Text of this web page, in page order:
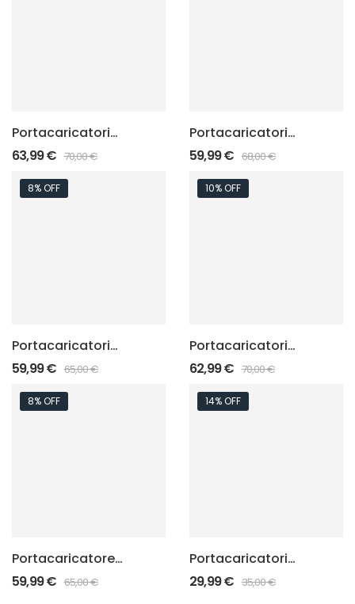
Portacaricatori
magnetici Glock
Plus Marble
63,99€ 70,00€
Portacaricatori
magnetici 1911 Plus
Marble
59,99€ 68,00€
8% OFF
Portacaricatori
magnetici 1911 Plus
59,99€ 65,00€
10% OFF
Portacaricatori
magnetici Glock
Plus
62,99€ 70,00€
8% OFF
Portacaricatore
magnetico CZ Plus
59,99€ 65,00€
14% OFF
Portacaricatori
magnetici Glock
29,99€ 35,00€